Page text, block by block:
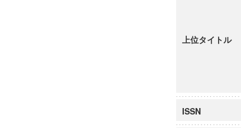
上位タイトル
ISSN